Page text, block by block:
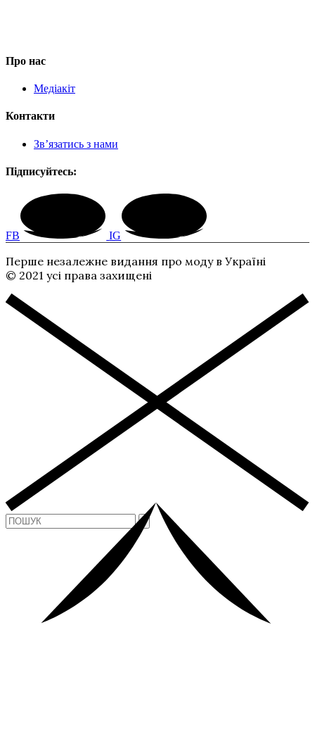
Про нас
Медіакіт
Контакти
Зв’язатись з нами
Підписуйтесь:
FB IG
Перше незалежне видання про моду в Україні
© 2021 усі права захищені